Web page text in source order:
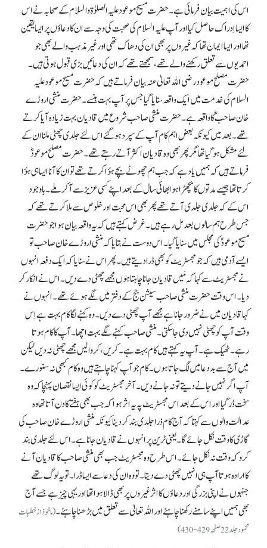
اس کی اہمیت بیان فرمائی ہے۔ حضرت مسیح موعود علیہ الصلوٰۃ والسلام کے صحابہ نے اس
کا ایسا اِدراک حاصل کیا اور آپ علیہ السلام کی صحبت کی وجہ سے ان کا دعاؤں پر ایسا یقین
تھا اور ایسا ایمان تھا کہ غیروں پر بھی ان کی دھاک تھی اور غیر مذہب والے بھی جو
احمدیوں سے تعلق رکھنے والے تھے، سمجھتے تھے کہ ان کی دعائیں بڑی قبول ہوتی ہیں۔
حضرت مصلح موعود رضی اللہ تعالیٰ عنہ بیان فرماتے ہیں کہ حضرت مسیح موعود علیہ
السلام کی خدمت میں ایک واقعہ سنایا گیا جس پر آپ بہت ہنسے۔ حضرت منشی اروڑے
خان صاحبؓ کا واقعہ ہے۔ حضرت منشی صاحب شروع میں قادیان بہت زیادہ آیا کرتے
تھے۔ بعد میں کیونکہ بعض اہم کام آپ کے سپرد ہو گئے اس لئے جلدی چھٹی ملنا ان کے
لئے مشکل ہو گیا تھا مگر پھر بھی وہ قادیان اکثر آتے رہتے تھے۔ حضرت مصلح موعودؓ
فرماتے ہیں کہ ہمیں یاد ہے کہ جب ہم چھوٹے بچے ہؤا کرتے تھے تو ان کا آنا ایسا ہی ہؤا
کرتا تھا جیسے مدتوں کا بچھڑا ہوا بھائی سال کے بعد اپنے کسی عزیز سے آ کر ملے۔ باوجود
اس کے کہ جلدی جلدی آتے تھے پھر بھی اس محبت اور خلوص سے ملا کرتے تھے کہ
جس طرح ہم سالوں بعد مل رہے ہیں۔ غرض کہتے ہیں کہ یہ واقعہ بیان ہوا جو حضرت
مسیح موعودؑ کی مجلس میں سنایا گیا۔ اس دوست نے بتایا کہ منشی اروڑے خان صاحب تو
ایسے آدمی ہیں کہ جو مجسٹریٹ کو بھی ڈرا دیتے ہیں۔ پھر اس نے سنایا کہ ایک دفعہ انہوں
نے مجسٹریٹ سے کہا کہ مَیں قادیان جانا چاہتا ہوں مجھے چھٹی دے دیں۔ اس نے انکار کر
دیا۔ اس وقت حضرت منشی صاحب سیشن جج کے دفتر میں لگے ہوئے تھے۔ انہوں نے
کہا قادیان میں نے ضرور جانا ہے مجھے آپ چھٹی دے دیں۔ وہ کہنے لگا کام بہت ہے اِس
وقت آپ کو چھٹی نہیں دی جا سکتی۔ منشی صاحب کہنے لگے بہت اچھا۔ آپ کا کام ہوتا
رہے۔ ٹھیک ہے۔ آپ یہ کہتے ہیں کام بہت ہے۔ کریں، کروا لیں مجھے چھٹی نہ دیں لیکن
میں آج سے بددعا میں لگ جاتا ہوں۔ کام جو آپ کہنا چاہتے ہیں وہ کام کبھی نہ سنورے۔
آپ اگر نہیں جانے دیتے تو نہ جانے دیں۔ آخر مجسٹریٹ کو کوئی ایسا نقصان پہنچا کہ وہ
سخت ڈر گیا اور اس کے بعد اس مجسٹریٹ پہ یہ اثر ہوا کہ جب بھی ہفتے کا دن آتا تھا وہ
عدالت والوں سے کہتا کہ آج کام ذرا جلدی بند کر دینا کیونکہ منشی اروڑے خان صاحب کی
گاڑی کا وقت نکل جائے گا۔ یعنی ٹرین پر انہوں نے قادیان جانا ہے۔ اس لئے جلدی بند
کرو کہ وقت نہ نکل جائے۔ اس طرح وہ مجسٹریٹ جب بھی منشی صاحب کا قادیان آنے
کا ارادہ ہوتا آپ ہی انہیں چھٹی دے دیتا۔ تو وہ ان کی دعا سے ایسا ڈرا۔ تو یہ لوگ تھے
جنہوں نے اپنی بزرگی اور دعاؤں کا اثر غیروں پر بھی ڈالا ہوا تھا اور یہی چیز ہے جسے آج
بھی ہمیں اپنے سامنے رکھنا چاہئے اور اللہ تعالیٰ سے تعلق میں بڑھنا چاہئے۔(ماخوذ از خطبات
محمود جلد 22 صفحہ 429-430)